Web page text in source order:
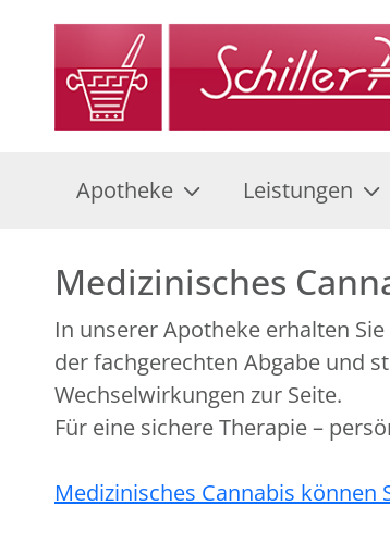
Apotheke Leistungen
Medizinisches
In unserer Apotheke erhalten
der fachgerechten Abgabe und
Wechselwirkungen zur Seite.
Für eine sichere Therapie –
Medizinisches Cannabis können